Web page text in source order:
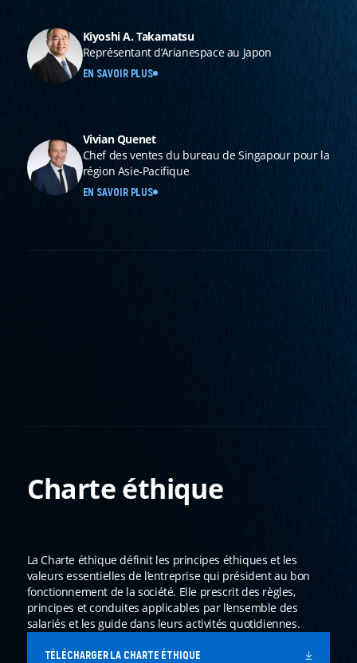
Kiyoshi A. Takamatsu
Représentant d’Arianespace au Japon
EN SAVOIR PLUS
Vivian Quenet
Chef des ventes du bureau de Singapour pour la
région Asie-Pacifique
EN SAVOIR PLUS
Charte éthique
La Charte éthique définit les principes éthiques et les
valeurs essentielles de l’entreprise qui président au bon
fonctionnement de la société. Elle prescrit des règles,
principes et conduites applicables par l’ensemble des
salariés et les guide dans leurs activités quotidiennes.
TÉLÉCHARGER LA CHARTE ÉTHIQUE